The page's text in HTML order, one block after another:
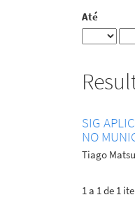
Até
SIG
NO
Tiago
1 a 1 de 1